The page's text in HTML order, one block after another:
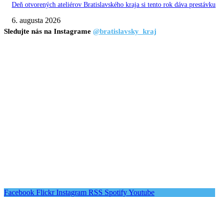
Deň otvorených ateliérov Bratislavského kraja si tento rok dáva prestávku
6. augusta 2026
Sledujte nás na Instagrame @bratislavsky_kraj
Facebook Flickr Instagram RSS SpotifyYoutube